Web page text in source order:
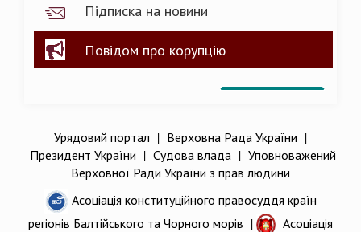
Підписка на новини
Повідом про корупцію
Урядовий портал | Верховна Рада України |
Президент України | Судова влада| Уповноважений
Верховної Ради України з прав людини
Асоціація конституційного правосуддя країн
регіонів Балтійського та Чорного морів |
Асоціація